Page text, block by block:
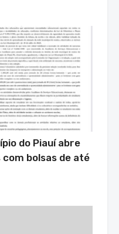
do Piauí abre
bolsas de até